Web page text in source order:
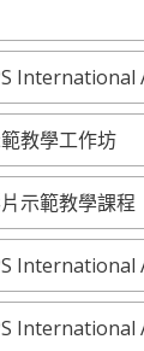
教學工作坊
示範教學課程